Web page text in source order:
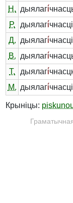
Н. дыялагі́
Р.
дыялагі́чнасці
Д. дыялагі́чнасці
В. дыялагі́
Т.
дыялагі́
М. дыялагі́чнасці
Крыніцы: